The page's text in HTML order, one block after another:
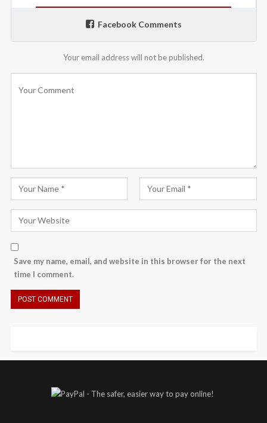
Facebook Comments
Your email address will not be published.
Save my name, email, and website in this browser for the next
time I comment.